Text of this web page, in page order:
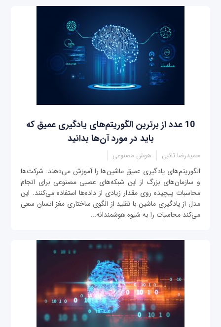
10 عدد از برترین الگوریتم‌های یادگیری عمیق که
باید در مورد آن‌ها بدانید
حمیدرضا تائبی هوش مصنوعی
الگوریتم‌های یادگیری عمیق ماشین‌ها را آموزش می‌دهند. شرکت‌ها
و سازمان‌های بزرگ از این شبکه‌های عصبی مصنوعی برای انجام
محاسبات پیچیده روی مقدار زیادی از داده‌ها استفاده می‌کنند. این
مدل از یادگیری ماشین با تقلید از الگوی ساختاری مغز انسان سعی
می‌کند محاسبات را به شیوه هوشمندانه‌...